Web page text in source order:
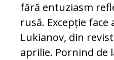
fără en­tu­ziasm
rusă. Excepție
Lukianov, din
aprilie. Pornind de